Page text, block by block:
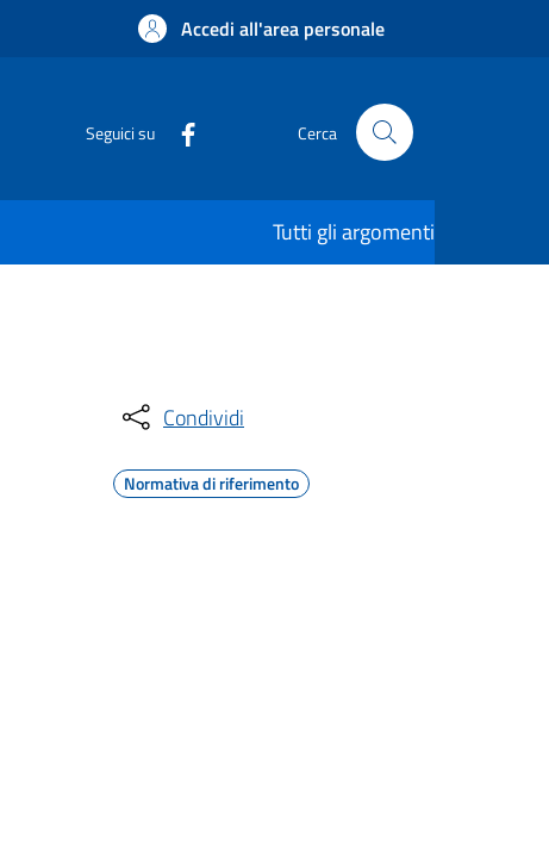
Accedi all'area personale
Seguici su Cerca
Tutti gli argomenti
Condividi
Normativa di riferimento